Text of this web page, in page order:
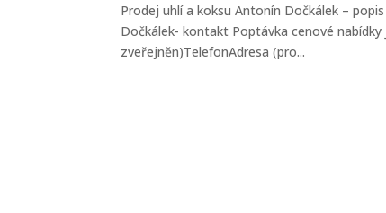
Prodej uhlí a koksu Antonín Dočkálek –
Dočkálek- kontakt Poptávka cenové
zveřejněn)TelefonAdresa (pro...